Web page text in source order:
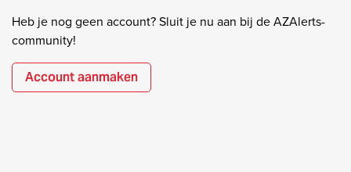
Heb je nog geen account? Sluit je nu aan bij de AZAlerts-
community!
Account aanmaken